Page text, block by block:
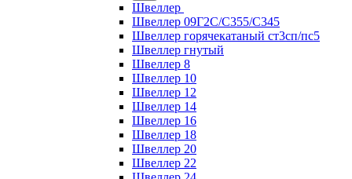
Швеллер
Швеллер 09Г2С/С355/С345
Швеллер горячекатаный ст3сп/пс5
Швеллер гнутый
Швеллер 8
Швеллер 10
Швеллер 12
Швеллер 14
Швеллер 16
Швеллер 18
Швеллер 20
Швеллер 22